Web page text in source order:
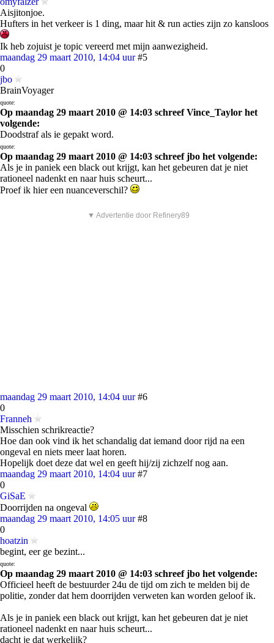
Aisjitonjoe.
Hufters in het verkeer is 1 ding, maar hit & run acties zijn zo kansloos
Ik heb zojuist je topic vereerd met mijn aanwezigheid.
maandag 29 maart 2010, 14:04 uur #5
0
jbo
BrainVoyager
quote:
Op maandag 29 maart 2010 @ 14:03 schreef Vince_Taylor het
volgende:
Doodstraf als ie gepakt word.
quote:
Op maandag 29 maart 2010 @ 14:03 schreef jbo het volgende:
Als je in paniek een black out krijgt, kan het gebeuren dat je niet
rationeel nadenkt en naar huis scheurt...
Proef ik hier een nuanceverschil?
▼ Advertentie door Refinery89
maandag 29 maart 2010, 14:04 uur #6
0
Franneh
Misschien schrikreactie?
Hoe dan ook vind ik het schandalig dat iemand door rijd na een
ongeval en niets meer laat horen.
Hopelijk doet deze dat wel en geeft hij/zij zichzelf nog aan.
maandag 29 maart 2010, 14:04 uur #7
0
GiSaE
Doorrijden na ongeval
maandag 29 maart 2010, 14:05 uur #8
0
hoatzin
begint, eer ge bezint...
quote:
Op maandag 29 maart 2010 @ 14:03 schreef jbo het volgende:
Officieel heeft de bestuurder 24u de tijd om zich te melden bij de
politie, zonder dat hem doorrijden verweten kan worden geloof ik.
Als je in paniek een black out krijgt, kan het gebeuren dat je niet
rationeel nadenkt en naar huis scheurt...
dacht je dat werkelijk?